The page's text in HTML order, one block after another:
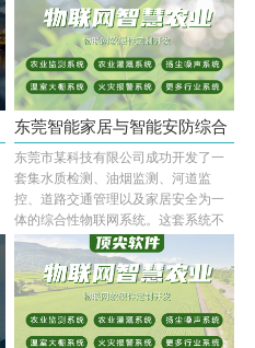
东莞智能家居与智能安防综合
物联网···
东莞市某科技有限公司成功开发了一
套集水质检测、油烟监测、河道监
控、道路交通管理以及家居安全为一
体的综合性物联网系统。这套系统不
仅能够实现环境···...